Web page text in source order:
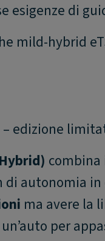
esigenze di
mild-hybrid
– edizione
combina
autonomia
ma avere la
per